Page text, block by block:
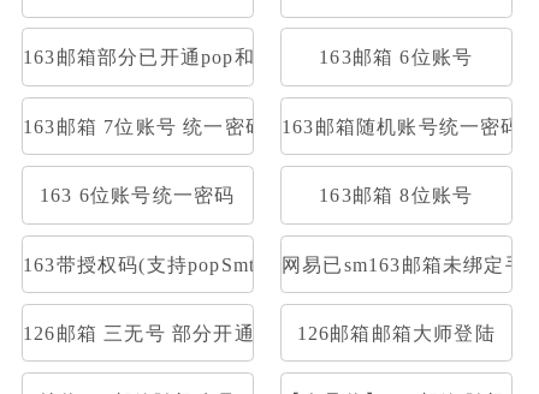
163邮箱部分已开通pop和smtp网易邮箱3无可收发
163邮箱 6位账号
163邮箱 7位账号 统一密码 163邮箱随机账号统一密码
163 6位账号统一密码 163邮箱 8位账号
163带授权码(支持popSmtp) 网易已sm163邮箱未绑定手
126邮箱 三无号 部分开通stmp和pop126邮箱邮箱大师登陆